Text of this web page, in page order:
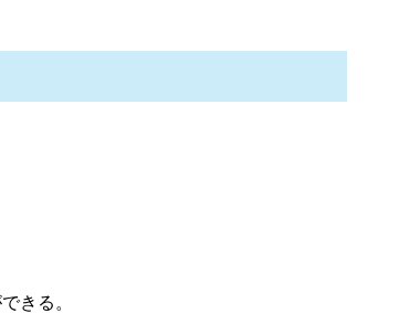
きる。